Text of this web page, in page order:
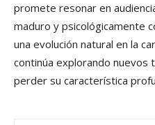
promete resonar en
maduro y psicológicamente
una evolución natural en la
continúa explorando
perder su característica